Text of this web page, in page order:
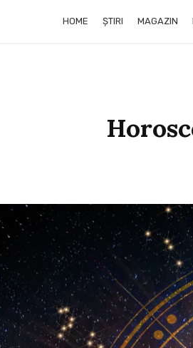
HOME ȘTIRI MAGAZIN